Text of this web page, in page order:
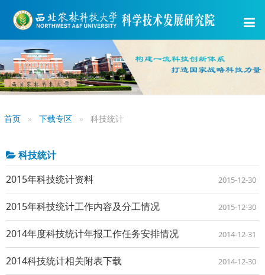
首页 下载专区 科技统计
科技统计
2015年科技统计资料
2015-12-30
2015年科技统计工作内容及分工情况 2015-12-30
2014年度科技统计年报工作任务安排情况 2014-12-31
2014科技统计相关附表下载 2014-12-30